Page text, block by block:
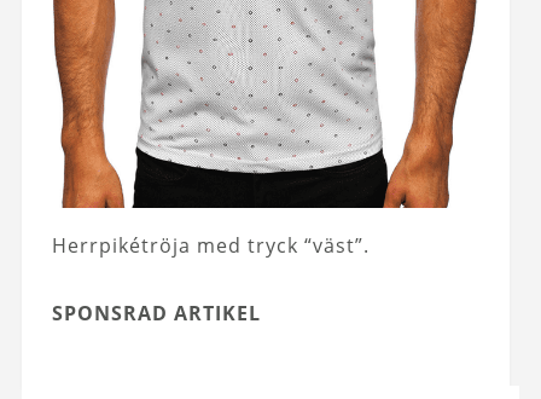
Herrpikétröja med tryck “väst”.
SPONSRAD ARTIKEL